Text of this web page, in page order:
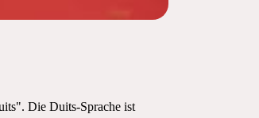
Die Duits-Sprache ist